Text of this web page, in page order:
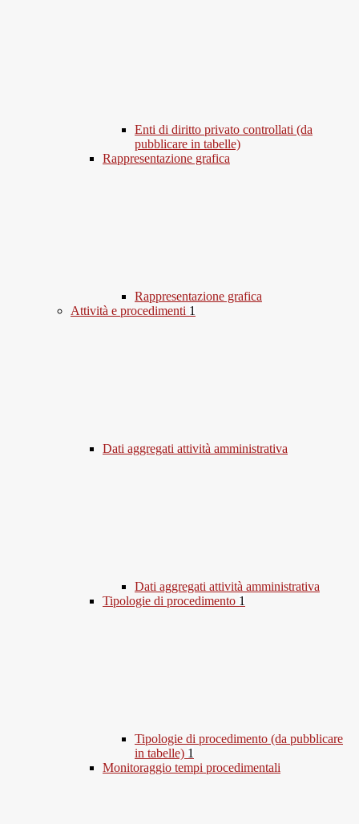
Enti di diritto privato controllati (da
pubblicare in tabelle)
Rappresentazione grafica
Rappresentazione grafica
Attività e procedimenti 1
Dati aggregati attività amministrativa
Dati aggregati attività amministrativa
Tipologie di procedimento 1
Tipologie di procedimento (da pubblicare
in tabelle) 1
Monitoraggio tempi procedimentali